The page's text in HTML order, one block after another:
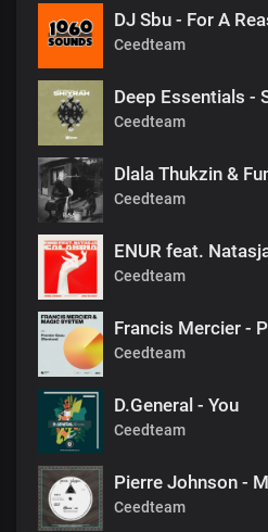
Ceedteam
Deep Essentials -
Ceedteam
Dlala Thukzin &
Ceedteam
Ceedteam
Ceedteam
D.General - You
Ceedteam
Pierre Johnson -
Ceedteam